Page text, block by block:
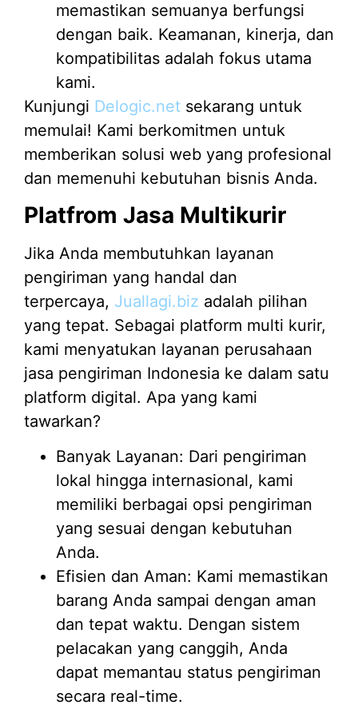
memastikan semuanya berfungsi
dengan baik. Keamanan, kinerja, dan
kompatibilitas adalah fokus utama
kami.
Kunjungi Delogic.net sekarang untuk
memulai! Kami berkomitmen untuk
memberikan solusi web yang profesional
dan memenuhi kebutuhan bisnis Anda.
Platfrom Jasa Multikurir
Jika Anda membutuhkan layanan
pengiriman yang handal dan
terpercaya, Juallagi.biz adalah pilihan
yang tepat. Sebagai platform multi kurir,
kami menyatukan layanan perusahaan
jasa pengiriman Indonesia ke dalam satu
platform digital. Apa yang kami
tawarkan?
Banyak Layanan: Dari pengiriman
lokal hingga internasional, kami
memiliki berbagai opsi pengiriman
yang sesuai dengan kebutuhan
Anda.
Efisien dan Aman: Kami memastikan
barang Anda sampai dengan aman
dan tepat waktu. Dengan sistem
pelacakan yang canggih, Anda
dapat memantau status pengiriman
secara real-time.